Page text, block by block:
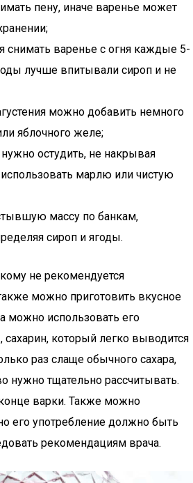
пену, иначе варенье может
снимать варенье с огня каждые 5-
лучше впитывали сироп и не
можно добавить немного
яблочного желе;
остудить, не накрывая
марлю или чистую
массу по банкам,
сироп и ягоды.
не рекомендуется
можно приготовить вкусное
можно использовать его
который легко выводится
раз слаще обычного сахара,
нужно тщательно рассчитывать.
варки. Также можно
его употребление должно быть
рекомендациям врача.